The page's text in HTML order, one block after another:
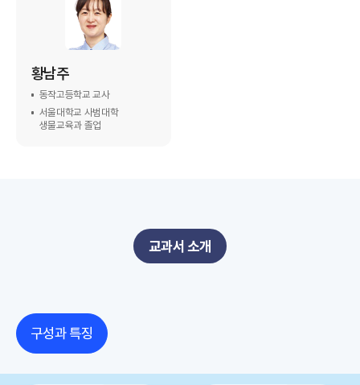
황남주
동작고등학교 교사
서울대학교 사범대학
생물교육과 졸업
교과서 소개
구성과 특징